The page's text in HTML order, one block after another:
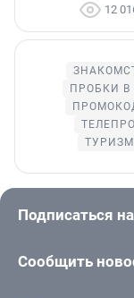
12
ПРОБКИ В
Подписаться
Сообщить